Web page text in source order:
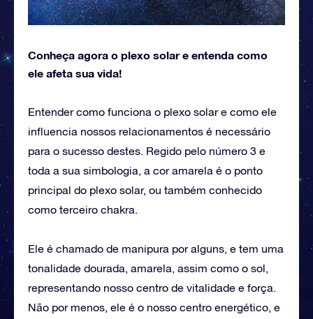
Conheça agora o plexo solar e entenda como
ele afeta sua vida!
Entender como funciona o plexo solar e como ele
influencia nossos relacionamentos é necessário
para o sucesso destes. Regido pelo número 3 e
toda a sua simbologia, a cor amarela é o ponto
principal do plexo solar, ou também conhecido
como terceiro chakra.
Ele é chamado de manipura por alguns, e tem uma
tonalidade dourada, amarela, assim como o sol,
representando nosso centro de vitalidade e força.
Não por menos, ele é o nosso centro energético, e